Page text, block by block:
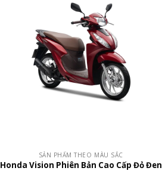
SẢN PHẨM THEO MÀU SẮC
Honda Vision Phiên Bản Cao Cấp Đỏ Đen